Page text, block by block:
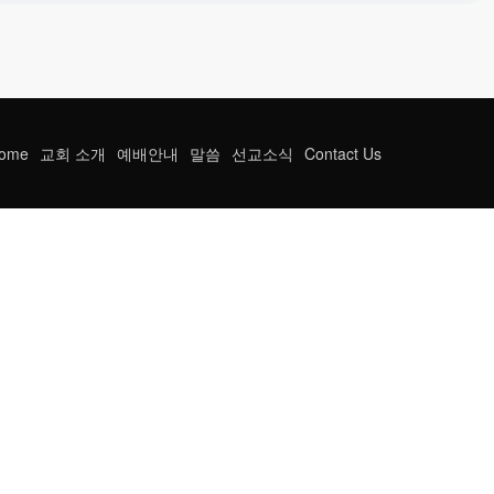
교회 소개 예배안내 말씀 선교소식 Contact Us